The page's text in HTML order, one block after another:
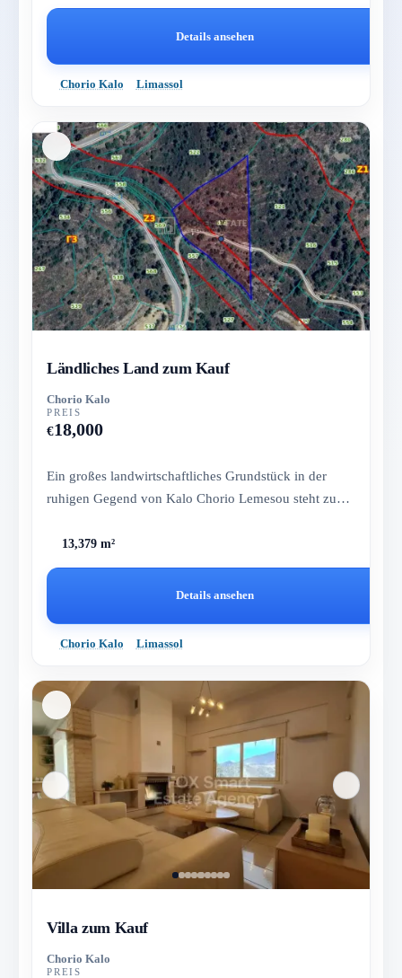
Details ansehen
Chorio Kalo Limassol
Ländliches Land zum Kauf
Chorio Kalo
PREIS
€18,000
Ein großes landwirtschaftliches Grundstück in der
ruhigen Gegend von Kalo Chorio Lemesou steht zum
13,379 m²
Details ansehen
Chorio Kalo Limassol
Villa zum Kauf
Chorio Kalo
PREIS